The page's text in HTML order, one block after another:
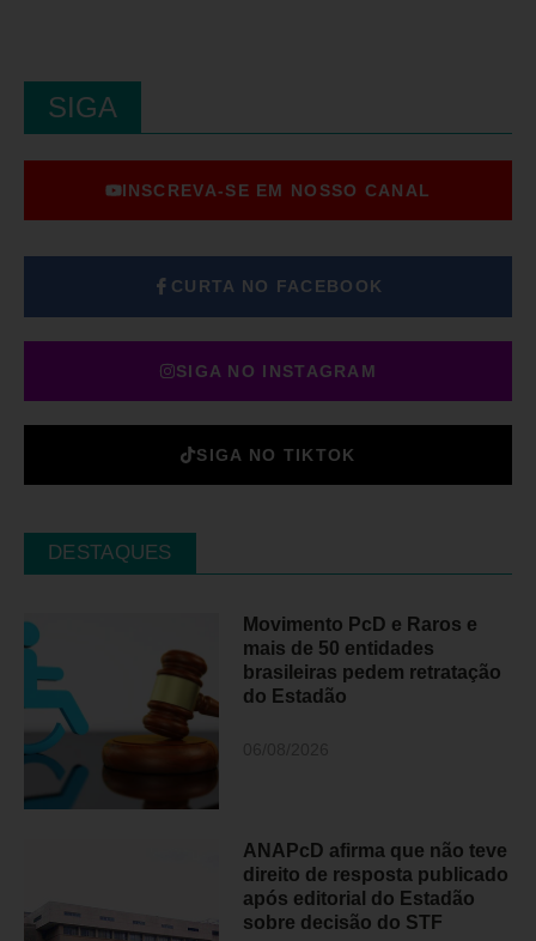
SIGA
INSCREVA-SE EM NOSSO CANAL
CURTA NO FACEBOOK
SIGA NO INSTAGRAM
SIGA NO TIKTOK
DESTAQUES
Movimento PcD e Raros e
mais de 50 entidades
brasileiras pedem retratação
do Estadão
ANAPcD afirma que não teve
direito de resposta publicado
após editorial do Estadão
sobre decisão do STF